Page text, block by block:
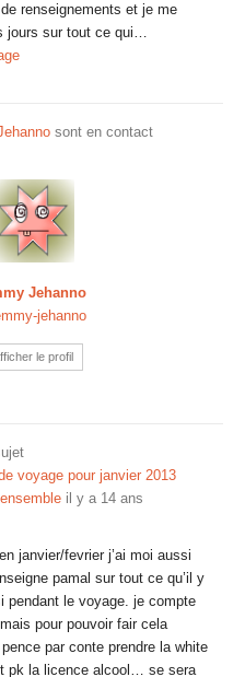
renseignements et je me
jours sur tout ce qui…
sont en contact
Jehanno
jehanno
le profil
voyage pour janvier 2013
il y a 14 ans
janvier/fevrier j’ai moi aussi
pamal sur tout ce qu’il y
pendant le voyage. je compte
pour pouvoir fair cela
par conte prendre la white
pk la licence alcool… se sera